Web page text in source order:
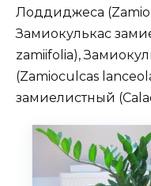
Лоддиджеса
Замиокулькас
zamiifolia),
(Zamioculcas
замиелистный